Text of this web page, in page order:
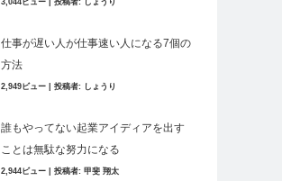
3,044ビュー 投稿者: しょうり
仕事が遅い人が仕事速い人になる7個の
方法
2,949ビュー 投稿者: しょうり
誰もやってない起業アイディアを出す
ことは無駄な努力になる
2,944ビュー 投稿者: 甲斐 翔太